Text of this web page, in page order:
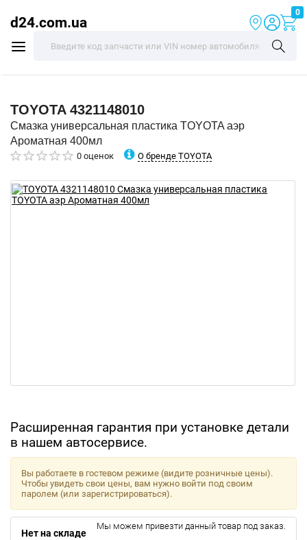
d24.com.ua
0
TOYOTA 4321148010
Смазка универсальная пластика TOYOTA аэр
Ароматная 400мл
0 оценок О бренде TOYOTA
Расширенная гарантия при установке детали
в нашем автосервисе.
Вы работаете в гостевом режиме (видите розничные цены).
Чтобы увидеть свои цены, вам нужно войти под своим
паролем (или зарегистрироваться).
Нет на складе
Мы можем привезти данный товар под заказ.